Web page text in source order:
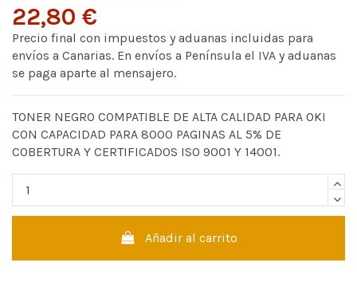
22,80 €
Precio final con impuestos y aduanas incluidas para
envíos a Canarias. En envíos a Península el IVA y aduanas
se paga aparte al mensajero.
TONER NEGRO COMPATIBLE DE ALTA CALIDAD PARA OKI
CON CAPACIDAD PARA 8000 PAGINAS AL 5% DE
COBERTURA Y CERTIFICADOS ISO 9001 Y 14001.
Añadir al carrito